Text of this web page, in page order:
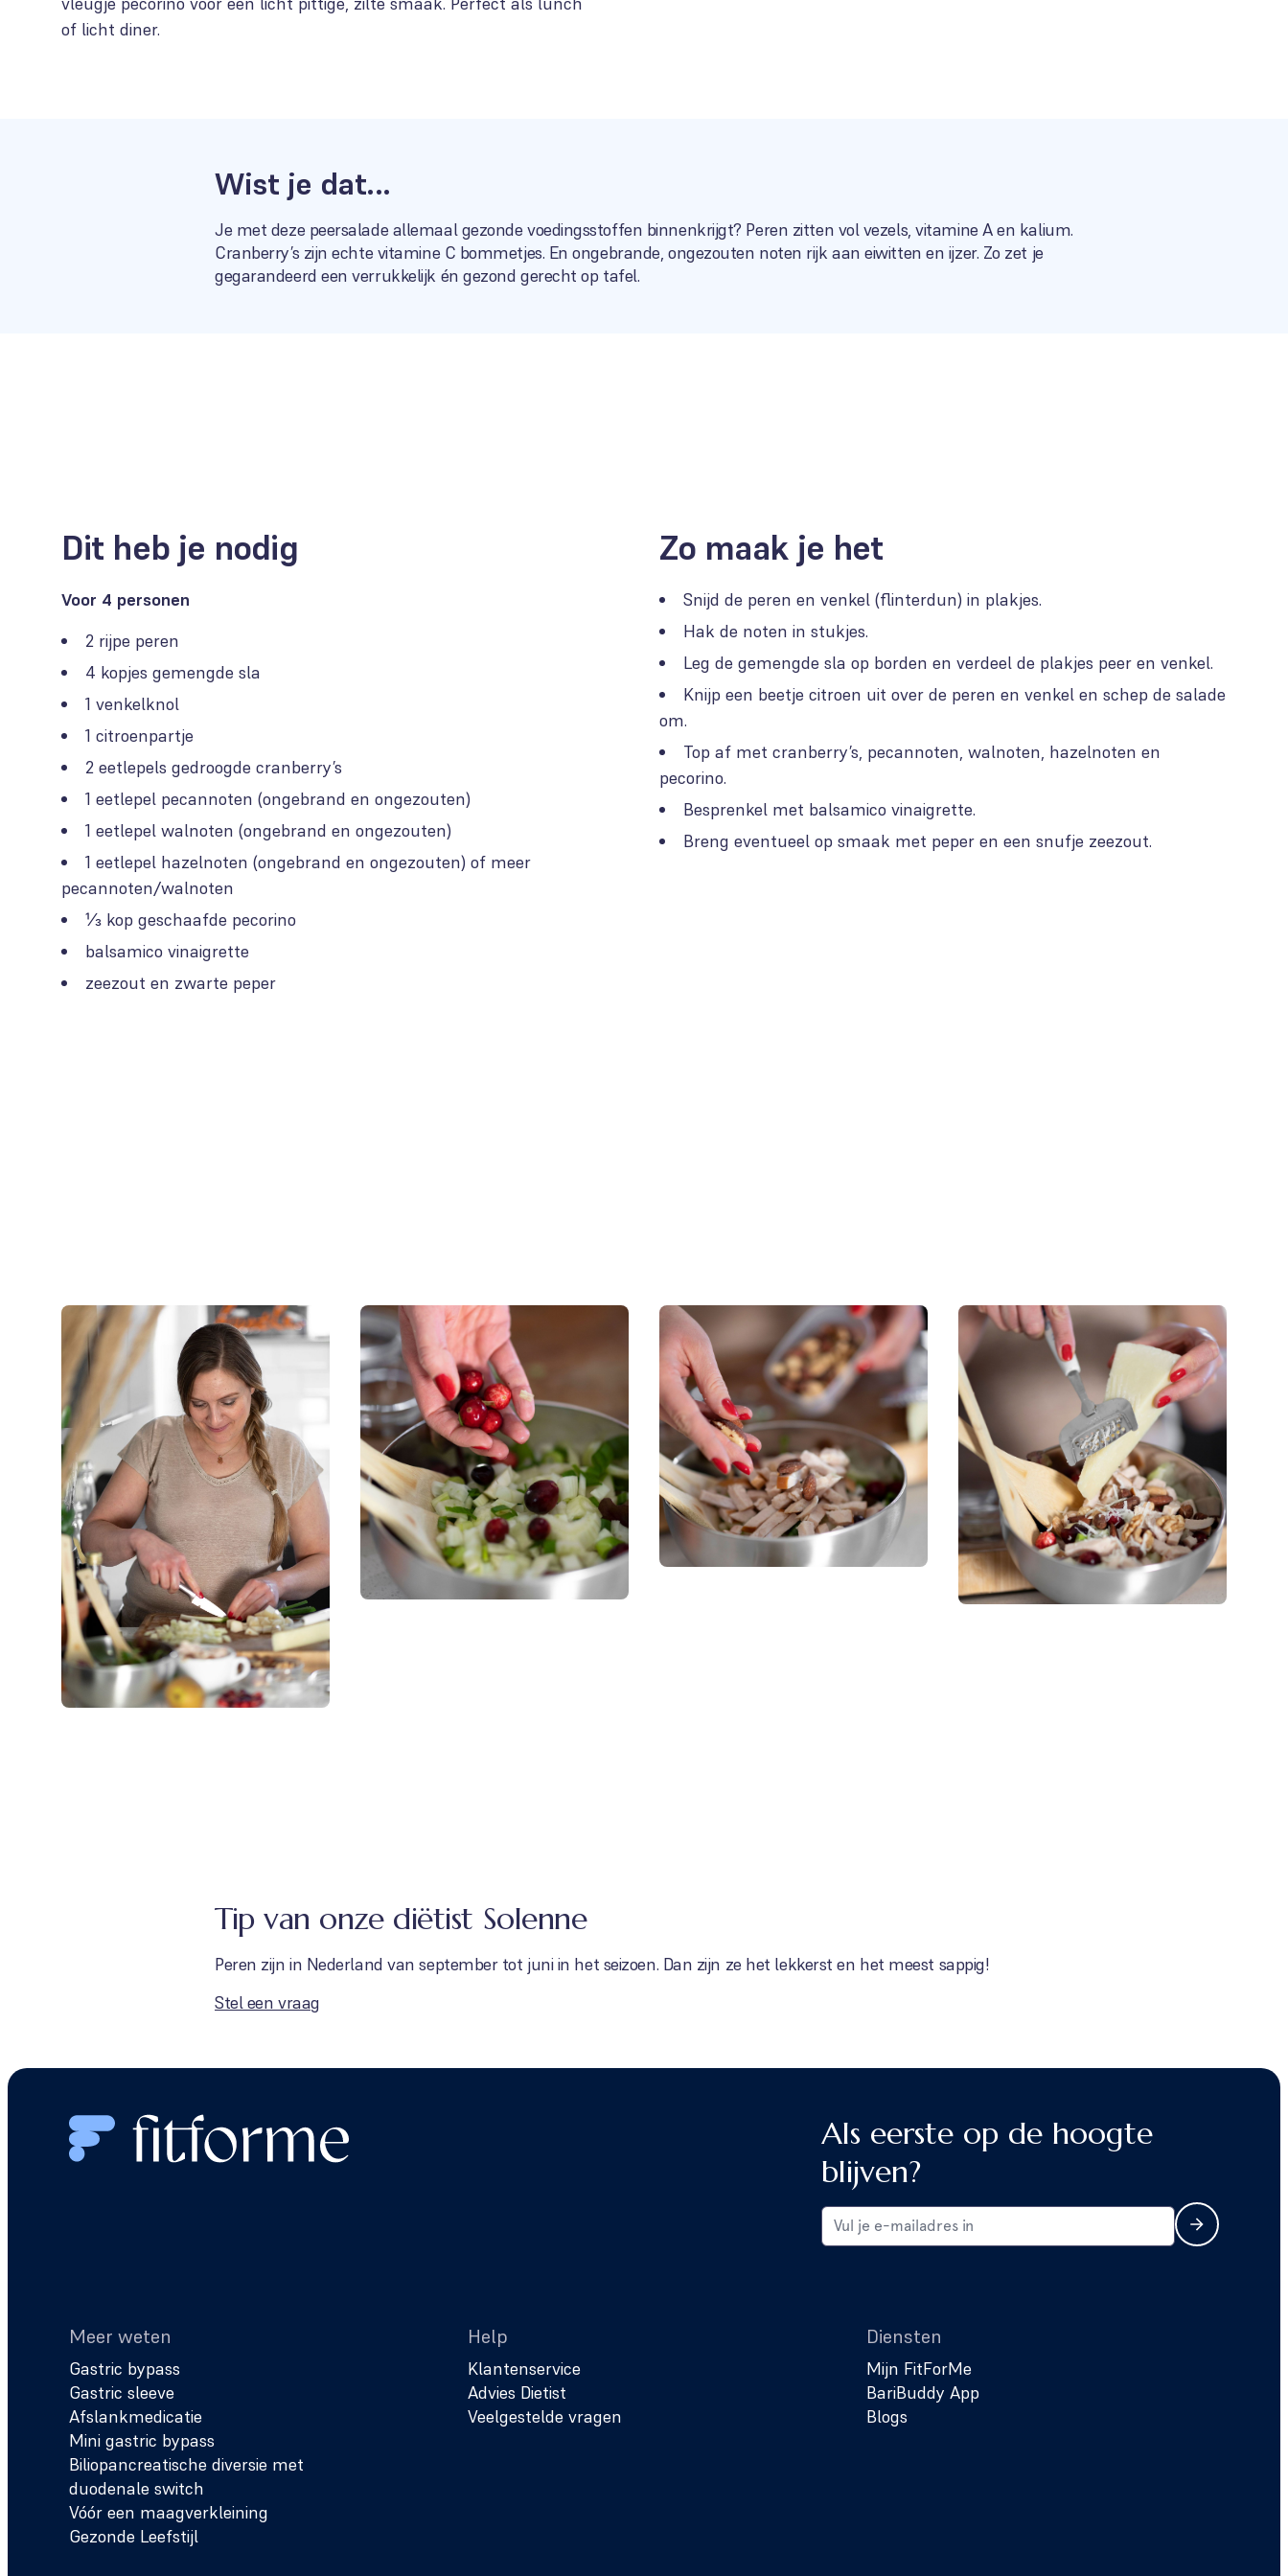
of licht diner.
Wist je dat...
Je met deze peersalade allemaal gezonde voedingsstoffen binnenkrijgt? Peren zitten vol vezels, vitamine A en kalium.
Cranberry’s zijn echte vitamine C bommetjes. En ongebrande, ongezouten noten rijk aan eiwitten en ijzer. Zo zet je
gegarandeerd een verrukkelijk én gezond gerecht op tafel.
Dit heb je nodig
Voor 4 personen
2 rijpe peren
4 kopjes gemengde sla
1 venkelknol
1 citroenpartje
2 eetlepels gedroogde cranberry’s
1 eetlepel pecannoten (ongebrand en ongezouten)
1 eetlepel walnoten (ongebrand en ongezouten)
1 eetlepel hazelnoten (ongebrand en ongezouten) of meer
pecannoten/walnoten
⅓ kop geschaafde pecorino
balsamico vinaigrette
zeezout en zwarte peper
Zo maak je het
Snijd de peren en venkel (flinterdun) in plakjes.
Hak de noten in stukjes.
Leg de gemengde sla op borden en verdeel de plakjes peer en venkel.
Knijp een beetje citroen uit over de peren en venkel en schep de salade
om.
Top af met cranberry’s, pecannoten, walnoten, hazelnoten en
pecorino.
Besprenkel met balsamico vinaigrette.
Breng eventueel op smaak met peper en een snufje zeezout.
Tip van onze diëtist Solenne
Peren zijn in Nederland van september tot juni in het seizoen. Dan zijn ze het lekkerst en het meest sappig!
Stel een vraag
Als eerste op de hoogte
blijven?
Meer weten
Gastric bypass
Gastric sleeve
Afslankmedicatie
Mini gastric bypass
Biliopancreatische diversie met
duodenale switch
Vóór een maagverkleining
Gezonde Leefstijl
Help
Klantenservice
Advies Dietist
Veelgestelde vragen
Diensten
Mijn FitForMe
BariBuddy App
Blogs